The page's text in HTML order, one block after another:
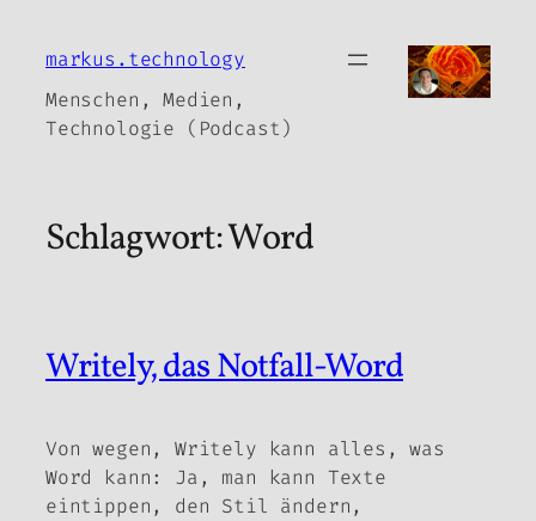
Inhalt
markus.technology
Menschen, Medien,
Technologie (Podcast)
Schlagwort:Word
Writely, das Notfall-Word
Von wegen, Writely kann alles, was
Word kann: Ja, man kann Texte
eintippen, den Stil ändern,